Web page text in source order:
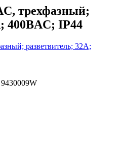
трехфазный;
400ВAC; IP44
9430009W